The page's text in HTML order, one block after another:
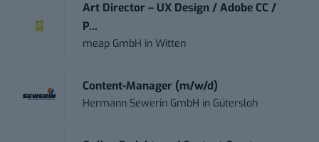
Art Director – UX Design / Adobe CC /
P...
meap GmbH inWitten
Content-Manager (m/w/d)
Hermann Sewerin GmbH in Gütersloh